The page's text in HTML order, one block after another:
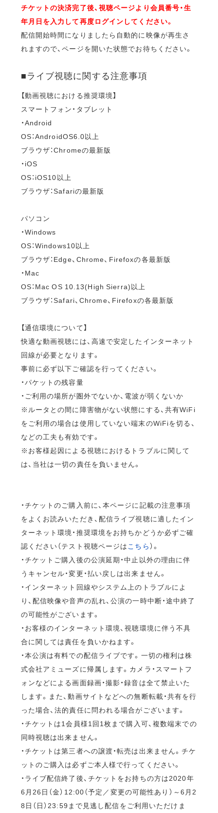
チケットの決済完了後、視聴ページより会員番号・生
年月日を入力して再度ログインしてください。
配信開始時間になりましたら自動的に映像が再生さ
れますので、ページを開いた状態でお待ちください。
■ライブ視聴に関する注意事項
【動画視聴における推奨環境】
スマートフォン・タブレット
・Android
OS：AndroidOS6.0以上
ブラウザ：Chromeの最新版
・iOS
OS：iOS10以上
ブラウザ：Safariの最新版
パソコン
・Windows
OS：Windows10以上
ブラウザ：Edge、Chrome、Firefoxの各最新版
・Mac
OS：Mac OS 10.13(High Sierra)以上
ブラウザ：Safari、Chrome、Firefoxの各最新版
【通信環境について】
快適な動画視聴には、高速で安定したインターネット
回線が必要となります。
事前に必ず以下ご確認を行ってください。
・パケットの残容量
・ご利用の場所が圏外でないか、電波が弱くないか
※ルータとの間に障害物がない状態にする、共有WiFi
をご利用の場合は使用していない端末のWiFiを切る、
などの工夫も有効です。
※お客様起因による視聴におけるトラブルに関して
は、当社は一切の責任を負いません。
・チケットのご購入前に、本ページに記載の注意事項
をよくお読みいただき、配信ライブ視聴に適したイン
ターネット環境・推奨環境をお持ちかどうか必ずご確
認ください（テスト視聴ページは こちら）。
・チケットご購入後の公演延期・中止以外の理由に伴
うキャンセル・変更・払い戻しは出来ません。
・インターネット回線やシステム上のトラブルによ
り、配信映像や音声の乱れ、公演の一時中断・途中終了
の可能性がございます。
・お客様のインターネット環境、視聴環境に伴う不具
合に関しては責任を負いかねます。
・本公演は有料での配信ライブです。一切の権利は株
式会社アミューズに帰属します。カメラ・スマートフ
ォンなどによる画面録画・撮影・録音は全て禁止いた
します。また、動画サイトなどへの無断転載・共有を行
った場合、法的責任に問われる場合がございます。
・チケットは1会員様1回1枚まで購入可、複数端末での
同時視聴は出来ません。
・チケットは第三者への譲渡・転売は出来ません。チケ
ットのご購入は必ずご本人様で行ってください。
・ライブ配信終了後、チケットをお持ちの方は2020年
6月26日（金）12:00（予定／変更の可能性あり）～6月2
8日（日）23:59まで見逃し配信をご利用いただけま